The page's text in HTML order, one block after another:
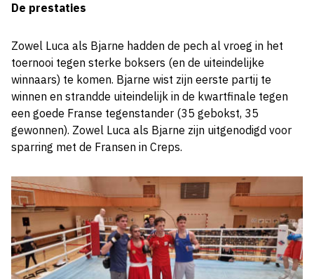
De prestaties
Zowel Luca als Bjarne hadden de pech al vroeg in het
toernooi tegen sterke boksers (en de uiteindelijke
winnaars) te komen. Bjarne wist zijn eerste partij te
winnen en strandde uiteindelijk in de kwartfinale tegen
een goede Franse tegenstander (35 gebokst, 35
gewonnen). Zowel Luca als Bjarne zijn uitgenodigd voor
sparring met de Fransen in Creps.